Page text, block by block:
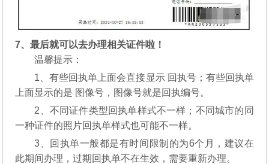
7、最后就可以去办理相关证件啦！
温馨提示：
1、有些回执单上面会直接显示 回执号；有些回执单
上面显示的是 图像号，图像号就是回执编号。
2、不同证件类型回执单样式不一样；不同城市的同
一种证件的照片回执单样式也可能不一样。
3、回执单一般都是有时间限制的为6个月，建议在
此期间办理，过期回执单不在生效，需要重新办理。